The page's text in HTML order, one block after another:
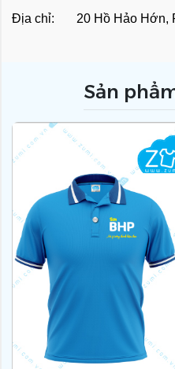
Địa chỉ: 20 Hồ Hảo Hớn,
Sản